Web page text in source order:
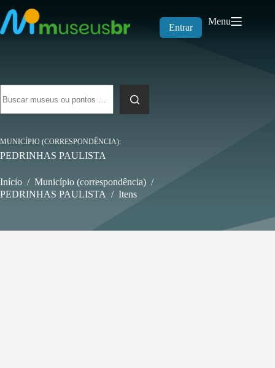
para
o
conteúdo
Entrar
Menu
resultados
MUNICÍPIO (CORRESPONDÊNCIA)
PEDRINHAS PAULISTA
Início / Município (correspondência) /
PEDRINHAS PAULISTA / Itens